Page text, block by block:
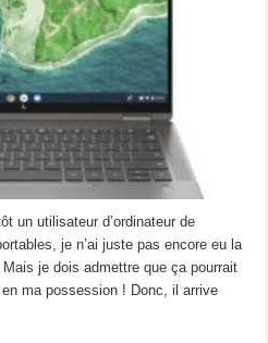
un utilisateur d’ordinateur de
je n’ai juste pas encore eu la
je dois admettre que ça pourrait
ma possession ! Donc, il arrive